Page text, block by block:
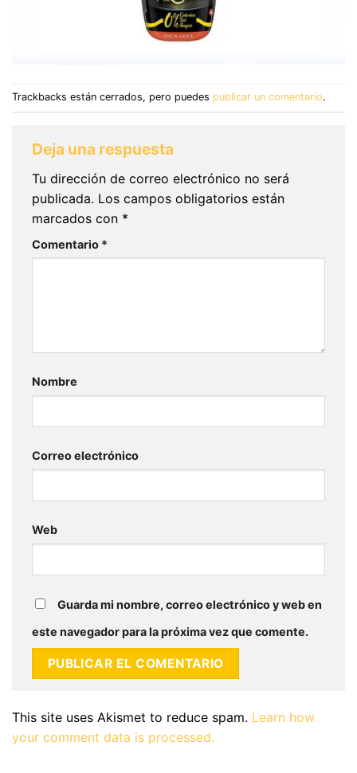
Trackbacks están cerrados, pero puedes publicar un comentario.
Deja una respuesta
Tu dirección de correo electrónico no será
publicada. Los campos obligatorios están
marcados con *
Comentario *
Nombre
Correo electrónico
Web
Guarda mi nombre, correo electrónico y web en
este navegador para la próxima vez que comente.
This site uses Akismet to reduce spam. Learn how
your comment data is processed.